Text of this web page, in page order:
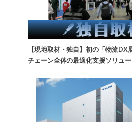
【現地取材・独自】初の「物流DX
チェーン全体の最適化支援ソリュ